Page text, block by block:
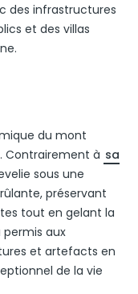
des infrastructures
et des villas
du mont
Contrairement à sa
sous une
préservant
tout en gelant la
aux
et artefacts en
de la vie